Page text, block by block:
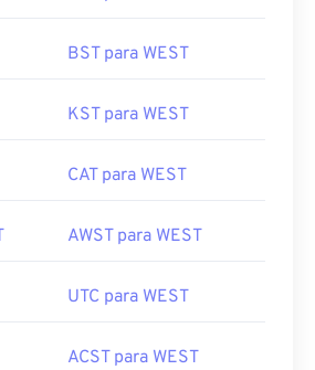
BST para WEST
KST para WEST
CAT para WEST
AWST para WEST
UTC para WEST
ACST para WEST